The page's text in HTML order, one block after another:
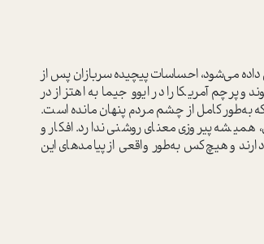
می‌شود، احساسات پیچیده سربازان پس از
پرچم آمریکا را در ایوو جیما به اهتزاز در
به‌طور کامل از چشم مردم پنهان مانده است.
همیشه پیروزی معنای روشنی ندارد. افکار و
و هیچ‌کس به‌طور واقعی از پیامدهای این